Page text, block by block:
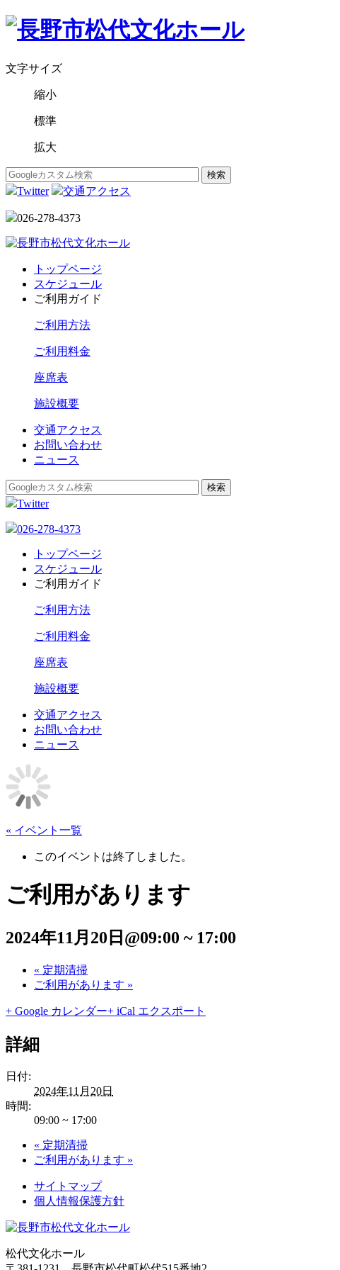
文字サイズ
縮小
標準
拡大
Twitter 交通アクセス
026-278-4373
トップページ
スケジュール
ご利用ガイド
ご利用方法
ご利用料金
座席表
施設概要
交通アクセス
お問い合わせ
ニュース
Twitter
026-278-4373
トップページ
スケジュール
ご利用ガイド
ご利用方法
ご利用料金
座席表
施設概要
交通アクセス
お問い合わせ
ニュース
« イベント一覧
このイベントは終了しました。
ご利用があります
2024年11月20日@09:00 ~ 17:00
« 定期清掃
ご利用があります »
+ Google カレンダー+ iCal エクスポート
詳細
日付:
2024年11月20日
時間:
09:00 ~ 17:00
« 定期清掃
ご利用があります »
サイトマップ
個人情報保護方針
松代文化ホール